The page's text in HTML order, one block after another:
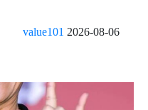
value101 2026-08-06